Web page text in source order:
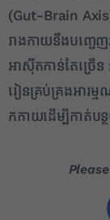
(Gut-Brain
រាងកាយនឹងបញ្ចេ
អាស៊ីតកាន់តែច្រើន
រៀនគ្រប់គ្រងអារ
កកាយដើម្បីកាត់បន្